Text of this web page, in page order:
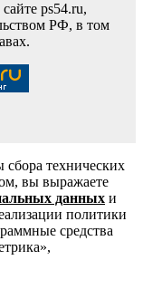
ps54.ru,
РФ, в том
технических
вы выражаете
данных и
политики
средства